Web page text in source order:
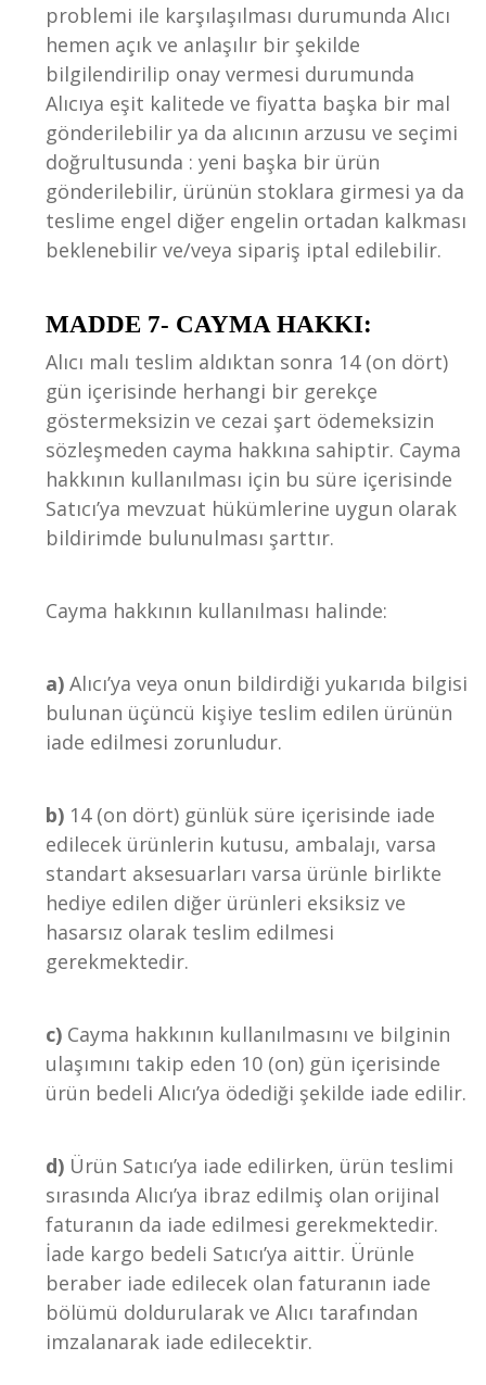
problemi ile karşılaşılması durumunda Alıcı
hemen açık ve anlaşılır bir şekilde
bilgilendirilip onay vermesi durumunda
Alıcıya eşit kalitede ve fiyatta başka bir mal
gönderilebilir ya da alıcının arzusu ve seçimi
doğrultusunda : yeni başka bir ürün
gönderilebilir, ürünün stoklara girmesi ya da
teslime engel diğer engelin ortadan kalkması
beklenebilir ve/veya sipariş iptal edilebilir.
MADDE 7- CAYMA HAKKI:
Alıcı malı teslim aldıktan sonra 14 (on dört)
gün içerisinde herhangi bir gerekçe
göstermeksizin ve cezai şart ödemeksizin
sözleşmeden cayma hakkına sahiptir. Cayma
hakkının kullanılması için bu süre içerisinde
Satıcı’ya mevzuat hükümlerine uygun olarak
bildirimde bulunulması şarttır.
Cayma hakkının kullanılması halinde:
a) Alıcı’ya veya onun bildirdiği yukarıda bilgisi
bulunan üçüncü kişiye teslim edilen ürünün
iade edilmesi zorunludur.
b) 14 (on dört) günlük süre içerisinde iade
edilecek ürünlerin kutusu, ambalajı, varsa
standart aksesuarları varsa ürünle birlikte
hediye edilen diğer ürünleri eksiksiz ve
hasarsız olarak teslim edilmesi
gerekmektedir.
c) Cayma hakkının kullanılmasını ve bilginin
ulaşımını takip eden 10 (on) gün içerisinde
ürün bedeli Alıcı’ya ödediği şekilde iade edilir.
d) Ürün Satıcı’ya iade edilirken, ürün teslimi
sırasında Alıcı’ya ibraz edilmiş olan orijinal
faturanın da iade edilmesi gerekmektedir.
İade kargo bedeli Satıcı’ya aittir. Ürünle
beraber iade edilecek olan faturanın iade
bölümü doldurularak ve Alıcı tarafından
imzalanarak iade edilecektir.